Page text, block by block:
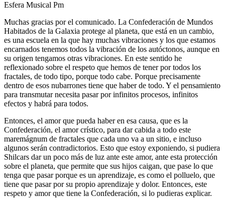
Esfera Musical Pm
Muchas gracias por el comunicado. La Confederación de Mundos
Habitados de la Galaxia protege al planeta, que está en un cambio,
es una escuela en la que hay muchas vibraciones y los que estamos
encarnados tenemos todos la vibración de los autóctonos, aunque en
su origen tengamos otras vibraciones. En este sentido he
reflexionado sobre el respeto que hemos de tener por todos los
fractales, de todo tipo, porque todo cabe. Porque precisamente
dentro de esos nubarrones tiene que haber de todo. Y el pensamiento
para transmutar necesita pasar por infinitos procesos, infinitos
efectos y habrá para todos.
Entonces, el amor que pueda haber en esa causa, que es la
Confederación, el amor crístico, para dar cabida a todo este
maremágnum de fractales que cada uno va a un sitio, e incluso
algunos serán contradictorios. Esto que estoy exponiendo, si pudiera
Shilcars dar un poco más de luz ante este amor, ante esta protección
sobre el planeta, que permite que sus hijos caigan, que pase lo que
tenga que pasar porque es un aprendizaje, es como el polluelo, que
tiene que pasar por su propio aprendizaje y dolor. Entonces, este
respeto y amor que tiene la Confederación, si lo pudieras explicar.